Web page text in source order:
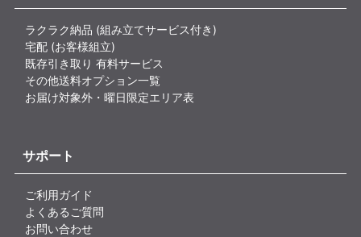
ラクラク納品 (組み立てサービス付き)
宅配 (お客様組立)
既存引き取り 有料サービス
その他送料オプション一覧
お届け対象外・曜日限定エリア表
サポート
ご利用ガイド
よくあるご質問
お問い合わせ